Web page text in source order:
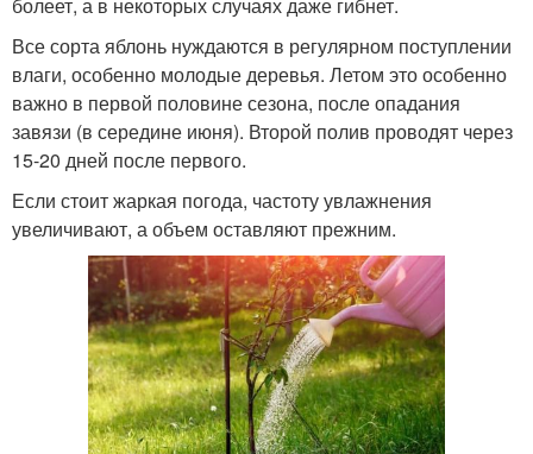
Все сорта яблонь нуждаются в регулярном поступлении
влаги, особенно молодые деревья. Летом это особенно
важно в первой половине сезона, после опадания
завязи (в середине июня). Второй полив проводят через
15-20 дней после первого.
Если стоит жаркая погода, частоту увлажнения
увеличивают, а объем оставляют прежним.